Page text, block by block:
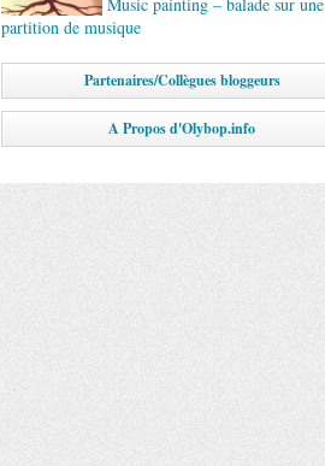
partition de musique
Partenaires/Collègues bloggeurs
A Propos d'Olybop.info